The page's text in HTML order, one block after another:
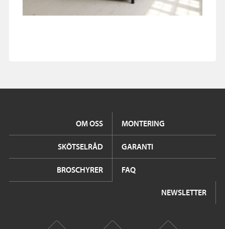
OM OSS MONTERING
SKÖTSELRÅD GARANTI
BROSCHYRER FAQ
NEWSLETTER